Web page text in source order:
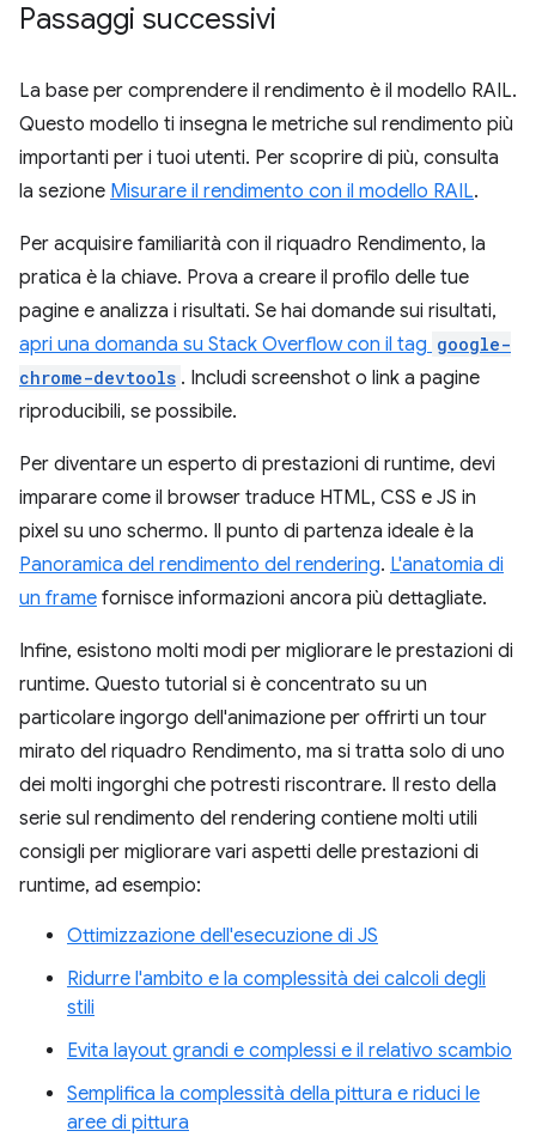
Passaggi successivi
La base per comprendere il rendimento è il modello RAIL.
Questo modello ti insegna le metriche sul rendimento più
importanti per i tuoi utenti. Per scoprire di più, consulta
la sezione Misurare il rendimento con il modello RAIL.
Per acquisire familiarità con il riquadro Rendimento, la
pratica è la chiave. Prova a creare il profilo delle tue
pagine e analizza i risultati. Se hai domande sui risultati,
apri una domanda su Stack Overflow con il tag google-
chrome-devtools . Includi screenshot o link a pagine
riproducibili, se possibile.
Per diventare un esperto di prestazioni di runtime, devi
imparare come il browser traduce HTML, CSS e JS in
pixel su uno schermo. Il punto di partenza ideale è la
Panoramica del rendimento del rendering. L'anatomia di
un frame fornisce informazioni ancora più dettagliate.
Infine, esistono molti modi per migliorare le prestazioni di
runtime. Questo tutorial si è concentrato su un
particolare ingorgo dell'animazione per offrirti un tour
mirato del riquadro Rendimento, ma si tratta solo di uno
dei molti ingorghi che potresti riscontrare. Il resto della
serie sul rendimento del rendering contiene molti utili
consigli per migliorare vari aspetti delle prestazioni di
runtime, ad esempio:
Ottimizzazione dell'esecuzione di JS
Ridurre l'ambito e la complessità dei calcoli degli
stili
Evita layout grandi e complessi e il relativo scambio
Semplifica la complessità della pittura e riduci le
aree di pittura